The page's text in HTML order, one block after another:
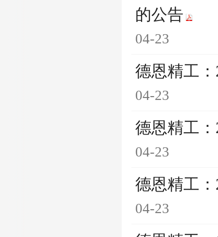
的公告
04-23
德恩精工
04-23
德恩精工
04-23
德恩精工
04-23